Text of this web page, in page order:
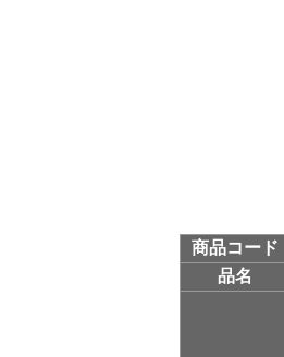
商品コード
品名